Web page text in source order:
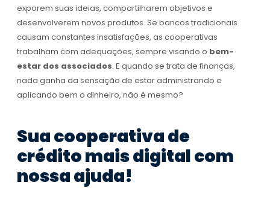
exporem suas ideias, compartilharem objetivos e
desenvolverem novos produtos. Se bancos tradicionais
causam constantes insatisfações, as cooperativas
trabalham com adequações, sempre visando o bem-
estar dos associados. E quando se trata de finanças,
nada ganha da sensação de estar administrando e
aplicando bem o dinheiro, não é mesmo?
Sua cooperativa de
crédito mais digital com
nossa ajuda!